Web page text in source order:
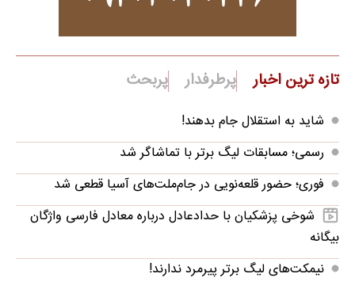
تازه ترین اخبار پرطرفدار پربحث
شاید به استقلال جام بدهند!
رسمی؛ مسابقات لیگ برتر با تماشاگر شد
فوری؛ حضور قلعه‌نویی در جام‌ملت‌های آسیا قطعی شد
شوخی پزشکیان با حدادعادل درباره معادل فارسی واژگان
بیگانه
نیمکت‌های لیگ برتر پیرمرد ندارند!